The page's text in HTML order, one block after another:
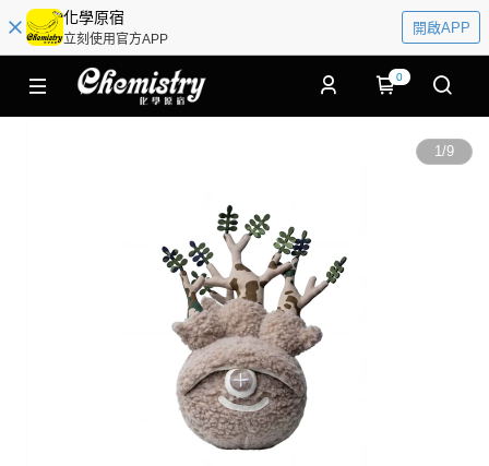
化學原宿
立刻使用官方APP
開啟APP
0
1/9